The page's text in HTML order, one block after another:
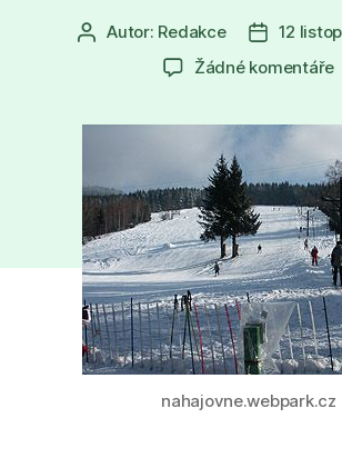
AutorAutor: Redakce
Datum
příspěvku
12
Žádné komentářeu
nahajovne.webpark.cz